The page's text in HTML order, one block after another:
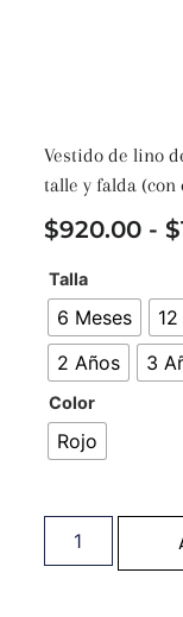
Vestido de lino
talle y falda (con
$920.00 - $
Talla
6 Meses
2 Años
3
Color
Rojo